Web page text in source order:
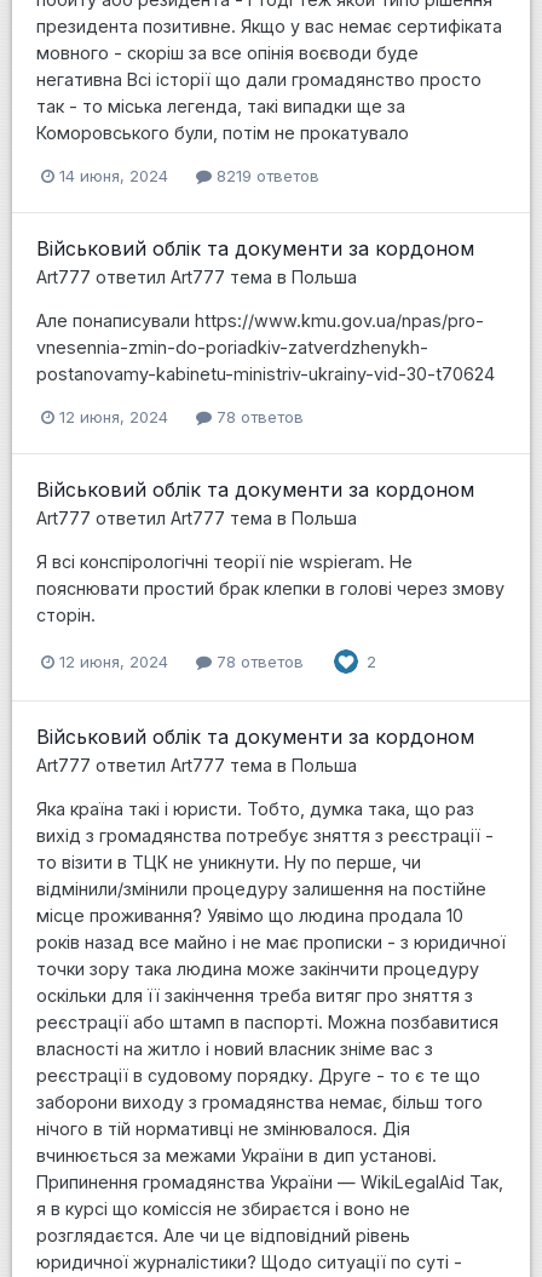
президента позитивне. Якщо у вас немає сертифіката
мовного - скоріш за все опінія воєводи буде
негативна Всі історії що дали громадянство просто
так - то міська легенда, такі випадки ще за
Коморовського були, потім не прокатувало
14 июня, 2024 8219 ответов
Військовий облік та документи за кордоном
Art777 ответил Art777 тема в Польша
Але понаписували https://www.kmu.gov.ua/npas/pro-
vnesennia-zmin-do-poriadkiv-zatverdzhenykh-
postanovamy-kabinetu-ministriv-ukrainy-vid-30-t70624
12 июня, 2024 78 ответов
Військовий облік та документи за кордоном
Art777 ответил Art777 тема в Польша
Я всі конспірологічні теорії nie wspieram. Не
пояснювати простий брак клепки в голові через змову
сторін.
12 июня, 2024 78 ответов 2
Військовий облік та документи за кордоном
Art777 ответил Art777 тема в Польша
Яка країна такі і юристи. Тобто, думка така, що раз
вихід з громадянства потребує зняття з реєстрації -
то візити в ТЦК не уникнути. Ну по перше, чи
відмінили/змінили процедуру залишення на постійне
місце проживання? Уявімо що людина продала 10
років назад все майно і не має прописки - з юридичної
точки зору така людина може закінчити процедуру
оскільки для її закінчення треба витяг про зняття з
реєстрації або штамп в паспорті. Можна позбавитися
власності на житло і новий власник зніме вас з
реєстрації в судовому порядку. Друге - то є те що
заборони виходу з громадянства немає, більш того
нічого в тій нормативці не змінювалося. Дія
вчинюється за межами України в дип установі.
Припинення громадянства України — WikiLegalAid Так,
я в курсі що коміссія не збираєтся і воно не
розглядаєтся. Але чи це відповідний рівень
юридичної журналістики? Щодо ситуації по суті -